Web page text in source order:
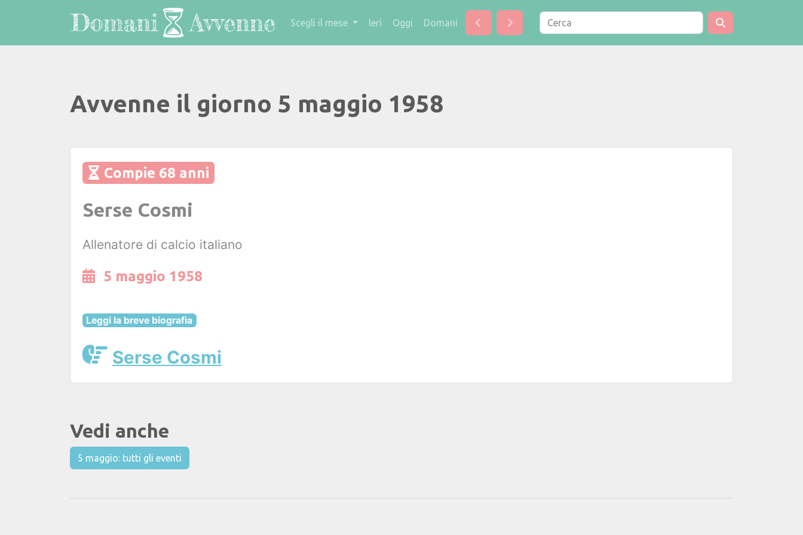
Scegli il mese Ieri Oggi Domani
Avvenne il giorno 5 maggio 1958
Compie 68 anni
Serse Cosmi
Allenatore di calcio italiano
5 maggio 1958
Leggi la breve biografia
Serse Cosmi
Vedi anche
5 maggio: tutti gli eventi